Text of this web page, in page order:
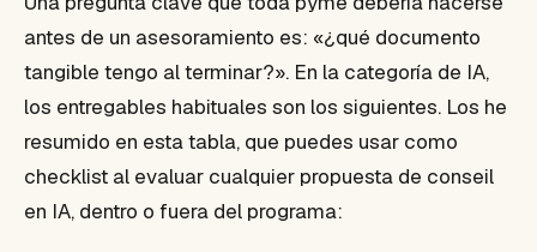
antes de un asesoramiento es: «¿qué documento
tangible tengo al terminar?». En la categoría de IA,
los entregables habituales son los siguientes. Los he
resumido en esta tabla, que puedes usar como
checklist al evaluar cualquier propuesta de conseil
en IA, dentro o fuera del programa: